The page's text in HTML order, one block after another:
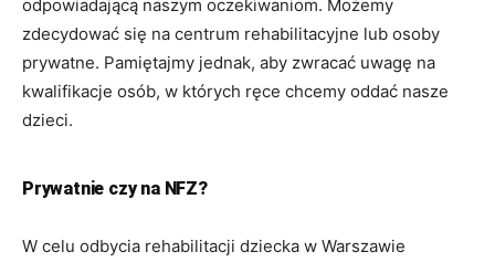
odpowiadającą naszym oczekiwaniom. Możemy
zdecydować się na centrum rehabilitacyjne lub osoby
prywatne. Pamiętajmy jednak, aby zwracać uwagę na
kwalifikacje osób, w których ręce chcemy oddać nasze
dzieci.
Prywatnie czy na NFZ?
W celu odbycia rehabilitacji dziecka w Warszawie